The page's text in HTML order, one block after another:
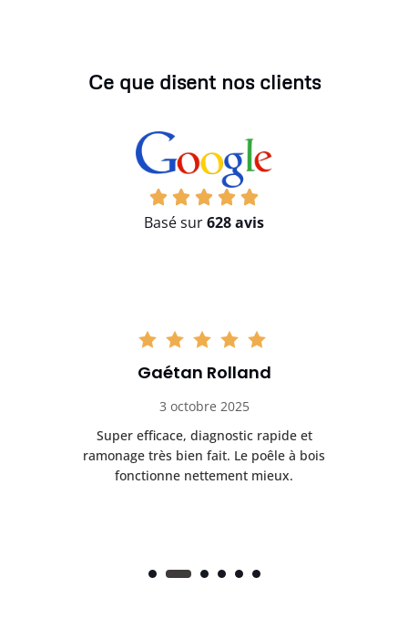
Ce que disent nos clients
Basé sur628 avis
Gaétan Rolland
3 octobre 2025
Super efficace, diagnostic rapide et
ramonage très bien fait. Le poêle à bois
fonctionne nettement mieux.